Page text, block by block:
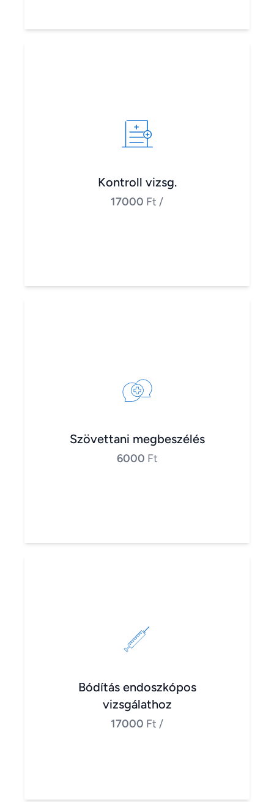
Kontroll vizsg.
17000 Ft /
Szövettani megbeszélés
6000 Ft
Bódítás endoszkópos
vizsgálathoz
17000 Ft /